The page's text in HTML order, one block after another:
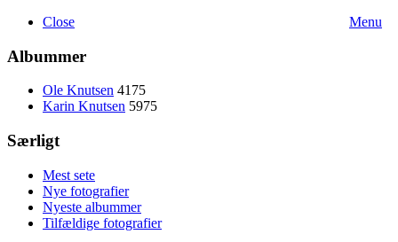
Menu
Close
Albummer
Ole Knutsen 4175
Karin Knutsen 5975
Særligt
Mest sete
Nye fotografier
Nyeste albummer
Tilfældige fotografier